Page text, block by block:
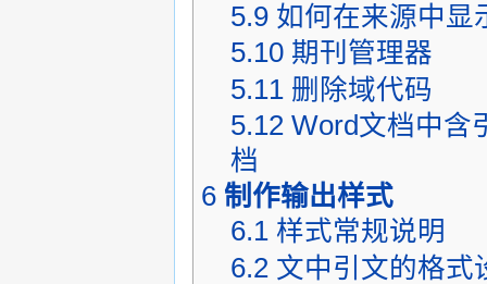
5.9 如何在来源中显
5.10 期刊管理器
5.11 删除域代码
5.12 Word文档中含
档
6 制作输出样式
6.1 样式常规说明
6.2 文中引文的格式